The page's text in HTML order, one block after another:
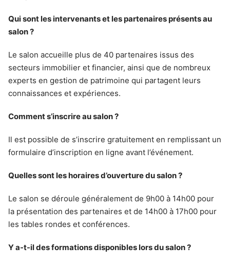
Qui sont les intervenants et les partenaires présents au
salon ?
Le salon accueille plus de 40 partenaires issus des
secteurs immobilier et financier, ainsi que de nombreux
experts en gestion de patrimoine qui partagent leurs
connaissances et expériences.
Comment s’inscrire au salon ?
Il est possible de s’inscrire gratuitement en remplissant un
formulaire d’inscription en ligne avant l’événement.
Quelles sont les horaires d’ouverture du salon ?
Le salon se déroule généralement de 9h00 à 14h00 pour
la présentation des partenaires et de 14h00 à 17h00 pour
les tables rondes et conférences.
Y a-t-il des formations disponibles lors du salon ?